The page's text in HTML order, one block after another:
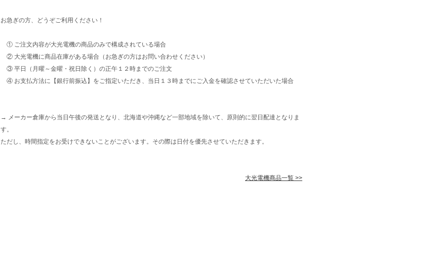
お急ぎの方、どうぞご利用ください！
① ご注文内容が大光電機の商品のみで構成されている場合
② 大光電機に商品在庫がある場合（お急ぎの方はお問い合わせください）
③ 平日（月曜～金曜・祝日除く）の正午１２時までのご注文
④ お支払方法に【銀行前振込】をご指定いただき、当日１３時までにご入金を確認させていただいた場合
→ メーカー倉庫から当日午後の発送となり、北海道や沖縄など一部地域を除いて、原則的に翌日配達となりま
す。
ただし、時間指定をお受けできないことがございます。その際は日付を優先させていただきます。
大光電機商品一覧 >>